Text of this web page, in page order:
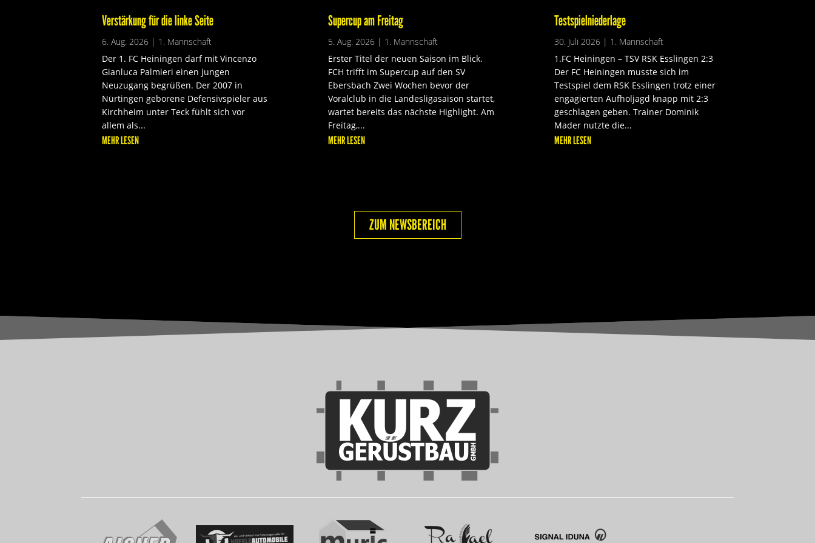
Verstärkung für die linke Seite
6. Aug. 2026 | 1. Mannschaft
Der 1. FC Heiningen darf mit Vincenzo
Gianluca Palmieri einen jungen
Neuzugang begrüßen. Der 2007 in
Nürtingen geborene Defensivspieler aus
Kirchheim unter Teck fühlt sich vor
allem als...
MEHR LESEN
Supercup am Freitag
5. Aug. 2026 | 1. Mannschaft
Erster Titel der neuen Saison im Blick.
FCH trifft im Supercup auf den SV
Ebersbach Zwei Wochen bevor der
Voralclub in die Landesligasaison startet,
wartet bereits das nächste Highlight. Am
Freitag,...
MEHR LESEN
Testspielniederlage
30. Juli 2026 | 1. Mannschaft
1.FC Heiningen – TSV RSK Esslingen 2:3
Der FC Heiningen musste sich im
Testspiel dem RSK Esslingen trotz einer
engagierten Aufholjagd knapp mit 2:3
geschlagen geben. Trainer Dominik
Mader nutzte die...
MEHR LESEN
ZUM NEWSBEREICH